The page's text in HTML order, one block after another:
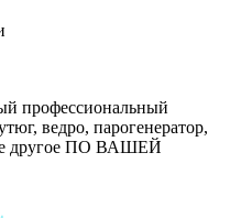
профессиональный
ведро, парогенератор,
другое ПО ВАШЕЙ